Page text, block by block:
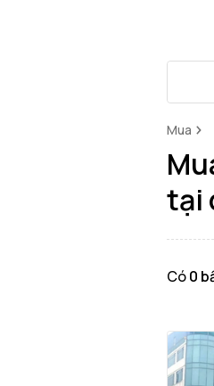
Mua
tại
Có0